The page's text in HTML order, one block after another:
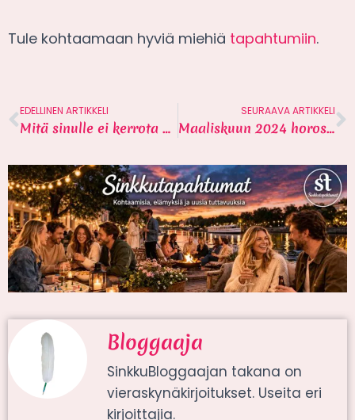
Tule kohtaamaan hyviä miehiä tapahtumiin.
EDELLINEN ARTIKKELI
Mitä sinulle ei kerrota deittisovelluksista
SEURAAVA ARTIKKELI
Maaliskuun 2024 horoskooppi sinkuille
Bloggaaja
SinkkuBloggaajan takana on
vieraskynäkirjoitukset. Useita eri
kirjoittajia.